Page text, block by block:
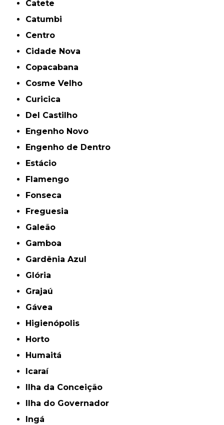
Catete
Catumbi
Centro
Cidade Nova
Copacabana
Cosme Velho
Curicica
Del Castilho
Engenho Novo
Engenho de Dentro
Estácio
Flamengo
Fonseca
Freguesia
Galeão
Gamboa
Gardênia Azul
Glória
Grajaú
Gávea
Higienópolis
Horto
Humaitá
Icaraí
Ilha da Conceição
Ilha do Governador
Ingá